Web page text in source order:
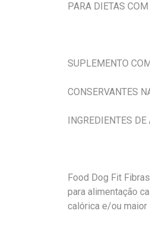
PARA DIETAS
SUPLEMENTO
CONSERVANTES
INGREDIENTES
Food Dog Fit
para alimentação
calórica e/ou maior